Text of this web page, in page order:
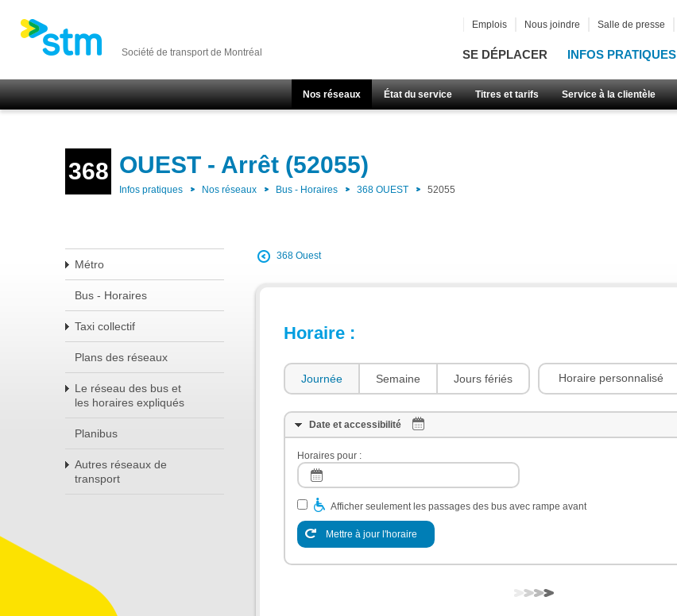
Société de transport de Montréal SE DÉPLACER INFOS PRATIQUES
Nos réseaux État du service Titres et tarifs Service à la clientèle
Emplois Nous joindre Salle de presse
368 OUEST - Arrêt (52055)
Infos pratiques Nos réseaux Bus - Horaires 368 OUEST 52055
Métro
Bus - Horaires
Taxi collectif
Plans des réseaux
Le réseau des bus et
les horaires expliqués
Planibus
Autres réseaux de
transport
368 Ouest
Horaire :
Journée Semaine Jours fériés Horaire personnalisé
Date et accessibilité
Horaires pour :
Afficher seulement les passages des bus avec rampe avant
Mettre à jour l'horaire